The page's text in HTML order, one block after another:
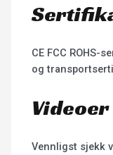
CE FCC ROHS-
og
Videoer
Vennligst sjekk